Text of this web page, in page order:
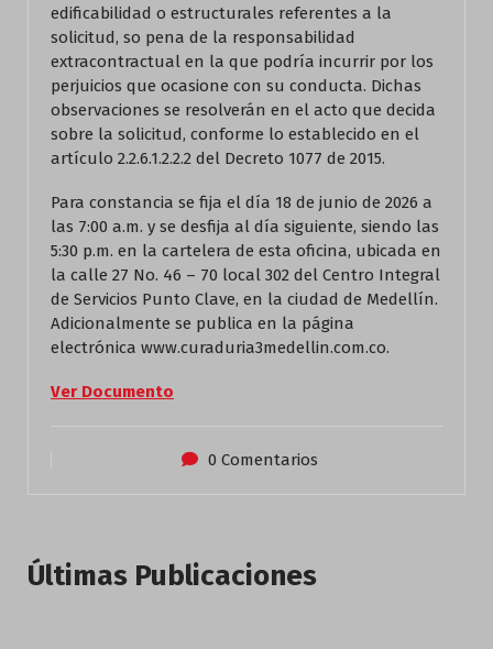
edificabilidad o estructurales referentes a la
solicitud, so pena de la responsabilidad
extracontractual en la que podría incurrir por los
perjuicios que ocasione con su conducta. Dichas
observaciones se resolverán en el acto que decida
sobre la solicitud, conforme lo establecido en el
artículo 2.2.6.1.2.2.2 del Decreto 1077 de 2015.
Para constancia se fija el día 18 de junio de 2026 a
las 7:00 a.m. y se desfija al día siguiente, siendo las
5:30 p.m. en la cartelera de esta oficina, ubicada en
la calle 27 No. 46 – 70 local 302 del Centro Integral
de Servicios Punto Clave, en la ciudad de Medellín.
Adicionalmente se publica en la página
electrónica www.curaduria3medellin.com.co.
Ver Documento
0 Comentarios
Últimas Publicaciones